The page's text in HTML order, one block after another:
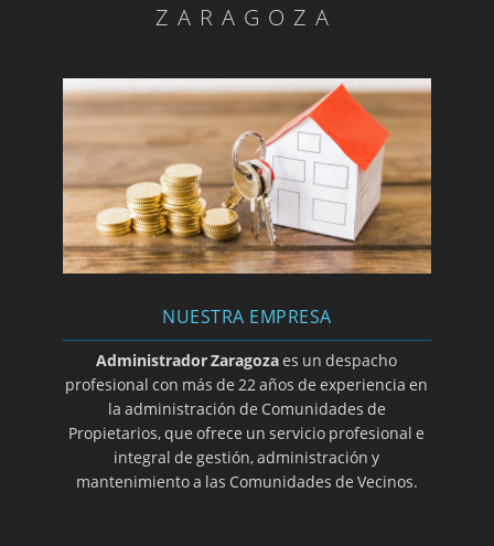
cooperativa
Carácter común de subsótano no recogido en
el Título Constitutivo.
Consideración como elemento común de la
construcción que invade el vuelo de la finca
Exención de contribución a gastos de escalera
no incluye instalación de ascensor ya que esta
No admisibilidad de citación del demandado
mediante la vía edictal en procedimiento
monitorio
Cese de actividad prohibida en los Estatutos.
Distinción entre subarriendo y hospedaje o
pensión
ZARAGOZA
NUESTRA EMPRESA
Administrador Zaragozaes un despacho
profesional con más de 22 años de experiencia en
la administración de Comunidades de
Propietarios, que ofrece un servicio profesional e
integral de gestión, administración y
mantenimiento a las Comunidades de Vecinos.